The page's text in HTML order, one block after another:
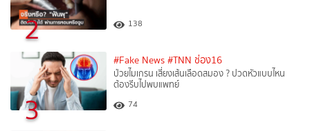
2 138
3
#Fake News #TNN ช่อง16
ป่วยไมเกรน เสี่ยงเส้นเลือดสมอง ? ปวดหัวแบบไหน
ต้องรีบไปพบแพทย์
74